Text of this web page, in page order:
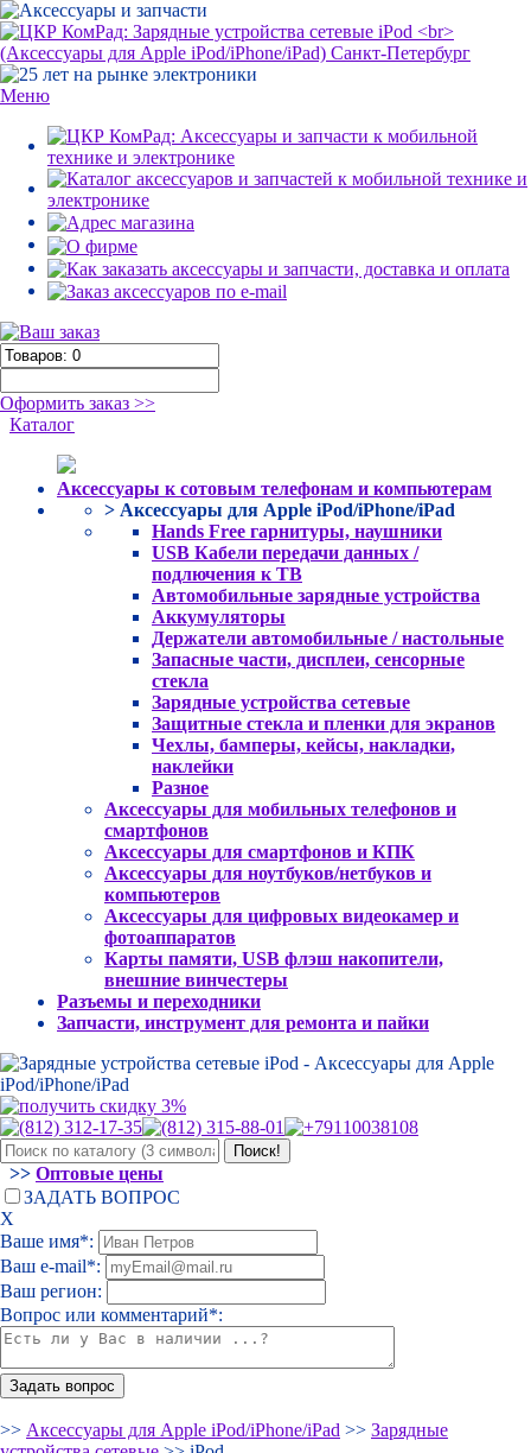
Меню
Оформить заказ >>
Каталог
Аксессуары к сотовым телефонам и компьютерам
> Аксессуары для Apple iPod/iPhone/iPad
Hands Free гарнитуры, наушники
USB Кабели передачи данных /
подлючения к ТВ
Автомобильные зарядные устройства
Аккумуляторы
Держатели автомобильные / настольные
Запасные части, дисплеи, сенсорные
стекла
Зарядные устройства сетевые
Защитные стекла и пленки для экранов
Чехлы, бамперы, кейсы, накладки,
наклейки
Разное
Аксессуары для мобильных телефонов и
смартфонов
Аксессуары для смартфонов и КПК
Аксессуары для ноутбуков/нетбуков и
компьютеров
Аксессуары для цифровых видеокамер и
фотоаппаратов
Карты памяти, USB флэш накопители,
внешние винчестеры
Разъемы и переходники
Запчасти, инструмент для ремонта и пайки
>> Оптовые цены
ЗАДАТЬ ВОПРОС
Х
Ваше имя*:
Ваш e-mail*:
Ваш регион:
Вопрос или комментарий*:
>> Аксессуары для Apple iPod/iPhone/iPad >> Зарядные